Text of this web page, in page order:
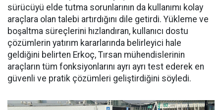
sürücüyü el­de tutma sorunlarının da kullanı­mı kolay
araçlara olan talebi ar­tırdığını dile getirdi. Yükleme ve
boşaltma süreçlerini hızlandıran, kullanıcı dostu
çözümlerin yatı­rım kararlarında belirleyici hale
geldiğini belirten Erkoç, Tırsan mühendislerinin
araçların tüm fonksiyonlarını ayrı ayrı test ede­rek en
güvenli ve pratik çözümleri geliştirdiğini söyledi.